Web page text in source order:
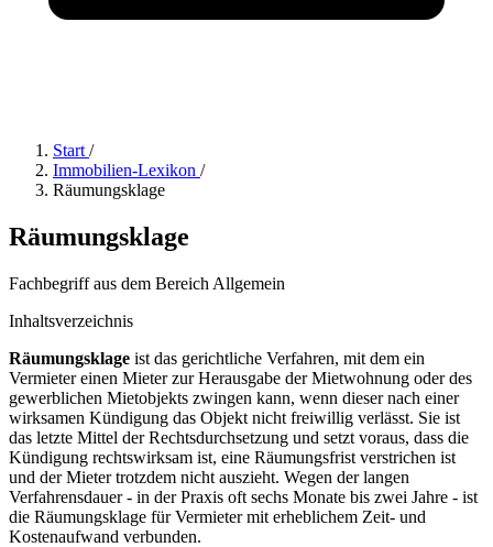
Start /
Immobilien-Lexikon /
Räumungsklage
Räumungsklage
Fachbegriff aus dem Bereich Allgemein
Inhaltsverzeichnis
Räumungsklage ist das gerichtliche Verfahren, mit dem ein
Vermieter einen Mieter zur Herausgabe der Mietwohnung oder des
gewerblichen Mietobjekts zwingen kann, wenn dieser nach einer
wirksamen Kündigung das Objekt nicht freiwillig verlässt. Sie ist
das letzte Mittel der Rechtsdurchsetzung und setzt voraus, dass die
Kündigung rechtswirksam ist, eine Räumungsfrist verstrichen ist
und der Mieter trotzdem nicht auszieht. Wegen der langen
Verfahrensdauer - in der Praxis oft sechs Monate bis zwei Jahre - ist
die Räumungsklage für Vermieter mit erheblichem Zeit- und
Kostenaufwand verbunden.